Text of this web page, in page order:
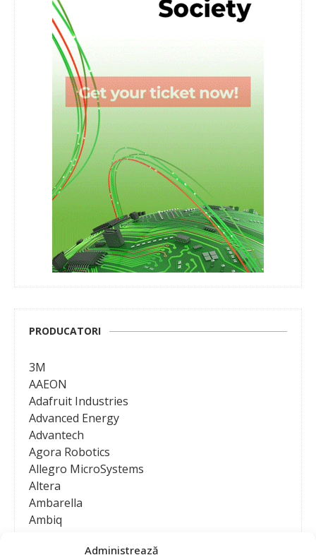
Administrează
PRODUCATORI
3M
AAEON
Adafruit Industries
Advanced Energy
Advantech
Agora Robotics
Allegro MicroSystems
Altera
Ambarella
Ambiq